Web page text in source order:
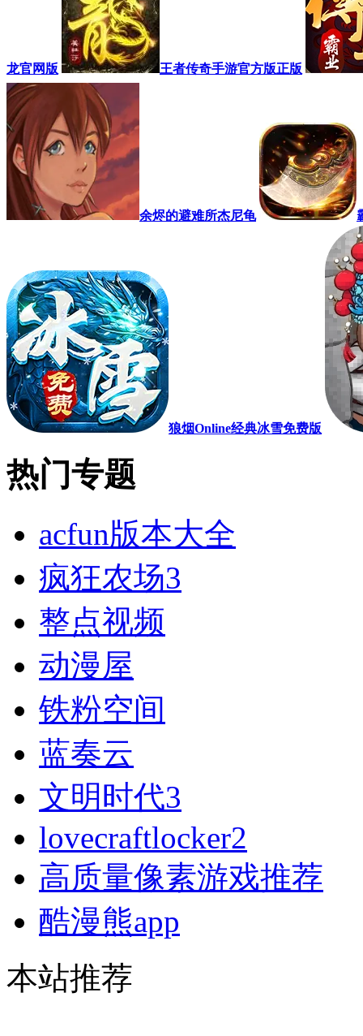
龙官网版 王者传奇手游官方版正版
余烬的避难所杰尼龟
狼烟Online经典冰雪免费版
热门专题
acfun版本大全
疯狂农场3
整点视频
动漫屋
铁粉空间
蓝奏云
文明时代3
lovecraftlocker2
高质量像素游戏推荐
酷漫熊app
本站推荐